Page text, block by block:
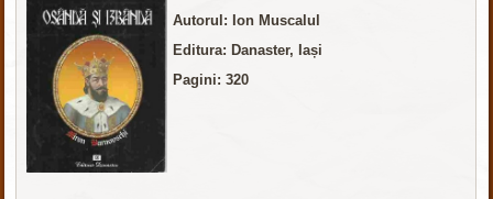
Autorul: Ion Muscalul
Editura: Danaster, Iași
Pagini: 320